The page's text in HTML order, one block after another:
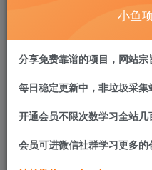
础设置、记忆功能、插件
库、宠物网站完整落地实战
适合学习人群
小鱼
分享免费靠谱的项目，网站宗
每日稳定更新中，非垃圾采集
开通会员不限次数学习全站几
会员可进微信社群学习更多